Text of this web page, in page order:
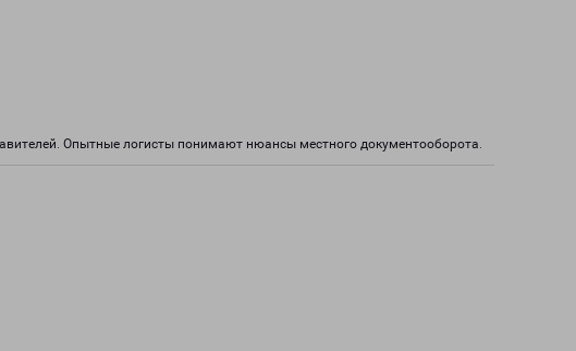
Опытные логисты понимают нюансы местного документооборота.